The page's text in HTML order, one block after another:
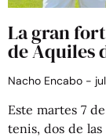
La gran
de Aquiles
Nacho Encabo
Este martes 7
tenis, dos de